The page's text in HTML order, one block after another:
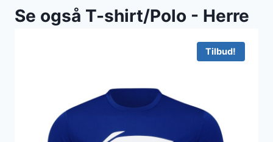
Se også T-shirt/Polo - Herre
Tilbud!